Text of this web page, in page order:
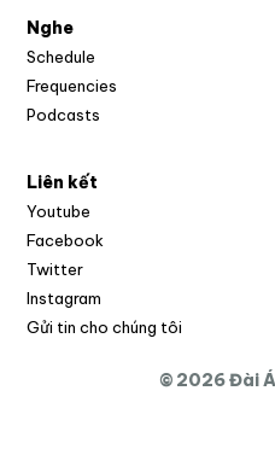
Nghe
Schedule
Frequencies
Podcasts
Liên kết
Youtube
Facebook
Twitter
Instagram
Gửi tin cho chúng tôi
© 2026 Đài